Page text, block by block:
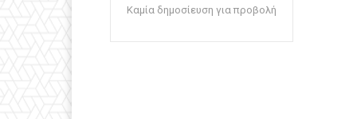
Καμία δημοσίευση για προβολή